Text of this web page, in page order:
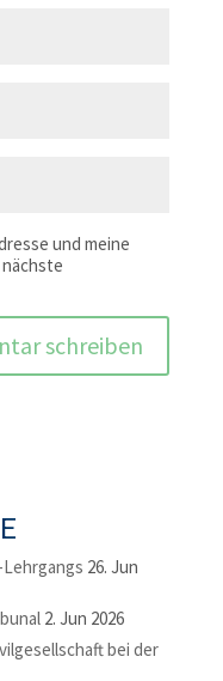
und meine
26. Jun
2. Jun 2026
bei der